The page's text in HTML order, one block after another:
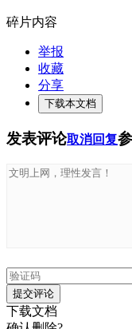
碎片内容
举报
收藏
分享
下载本文档
发表评论取消回复
提交评论
下载文档